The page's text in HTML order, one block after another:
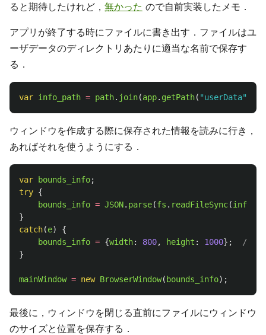
ると期待したけれど， 無かった ので自前実装したメモ．
アプリが終了する時にファイルに書き出す．ファイルはユ
ーザデータのディレクトリあたりに適当な名前で保存す
る．
var info_path = path. join(app. getPath( "userData"
ウィンドウを作成する際に保存された情報を読みに行き，
あればそれを使うようにする．
var bounds_info;
try {
bounds_info = JSON. parse(fs . readFileSync(
}
catch(e)
{
bounds_info = {width: 800, height : 1000};
// デ
}
mainWindow = new BrowserWindow( bounds_info);
最後に，ウィンドウを閉じる直前にファイルにウィンドウ
のサイズと位置を保存する．